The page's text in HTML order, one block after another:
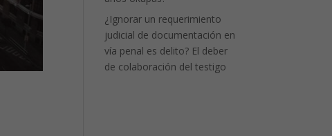
¿Ignorar un requerimiento
judicial de documentación en
vía penal es delito? El deber
de colaboración del testigo